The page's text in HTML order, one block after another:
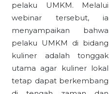
pelaku UMKM. Melalui
webinar tersebut, ia
menyampaikan bahwa
pelaku UMKM di bidang
kuliner adalah tonggak
utama agar kuliner lokal
tetap dapat berkembang